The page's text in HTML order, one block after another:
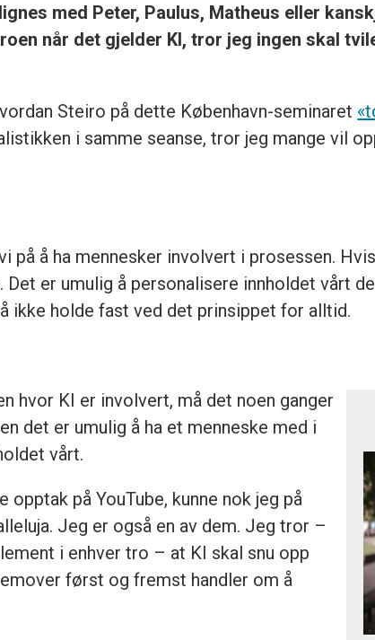
med Peter, Paulus, Matheus eller
når det gjelder KI, tror jeg ingen skal
Steiro på dette København-seminaret
i samme seanse, tror jeg mange vil
på å ha mennesker involvert i prosessen.
Det er umulig å personalisere innholdet vårt
ikke holde fast ved det prinsippet for alltid.
hvor KI er involvert, må det noen ganger
det er umulig å ha et menneske med i
vårt.
på YouTube, kunne nok jeg på
Jeg er også en av dem. Jeg tror –
i enhver tro – at KI skal snu opp
først og fremst handler om å